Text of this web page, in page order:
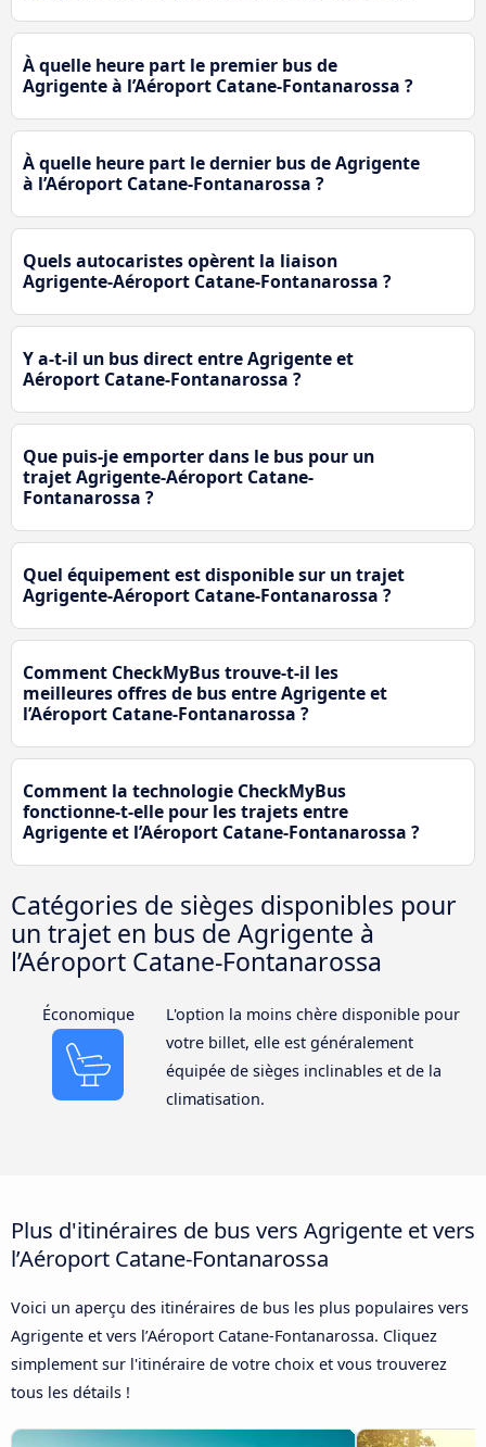
À quelle heure part le premier bus de
Agrigente à l’Aéroport Catane-Fontanarossa ?
À quelle heure part le dernier bus de Agrigente
à l’Aéroport Catane-Fontanarossa ?
Quels autocaristes opèrent la liaison
Agrigente-Aéroport Catane-Fontanarossa ?
Y a-t-il un bus direct entre Agrigente et
Aéroport Catane-Fontanarossa ?
Que puis-je emporter dans le bus pour un
trajet Agrigente-Aéroport Catane-
Fontanarossa ?
Quel équipement est disponible sur un trajet
Agrigente-Aéroport Catane-Fontanarossa ?
Comment CheckMyBus trouve-t-il les
meilleures offres de bus entre Agrigente et
l’Aéroport Catane-Fontanarossa ?
Comment la technologie CheckMyBus
fonctionne-t-elle pour les trajets entre
Agrigente et l’Aéroport Catane-Fontanarossa ?
Catégories de sièges disponibles pour
un trajet en bus de Agrigente à
l’Aéroport Catane-Fontanarossa
Économique
L'option la moins chère disponible pour
votre billet, elle est généralement
équipée de sièges inclinables et de la
climatisation.
Plus d'itinéraires de bus vers Agrigente et vers
l’Aéroport Catane-Fontanarossa
Voici un aperçu des itinéraires de bus les plus populaires vers
Agrigente et vers l’Aéroport Catane-Fontanarossa. Cliquez
simplement sur l'itinéraire de votre choix et vous trouverez
tous les détails !